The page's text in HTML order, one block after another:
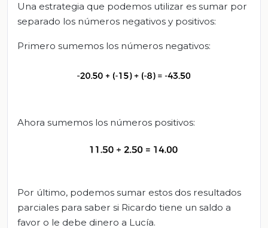
Una estrategia que podemos utilizar es sumar por
separado los números negativos y positivos:
Primero sumemos los números negativos:
Ahora sumemos los números positivos:
Por último, podemos sumar estos dos resultados
parciales para saber si Ricardo tiene un saldo a
favor o le debe dinero a Lucía.